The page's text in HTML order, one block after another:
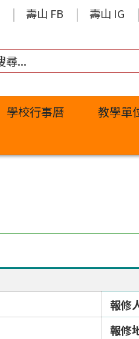
壽山 FB 壽山 IG
學校行事曆
教學單
報修
報修